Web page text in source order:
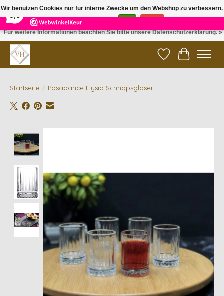
5 Reviews ×
✓ Gratis verzending vanaf €200 | ✓ 14 dagen retourneren
Wunschzettel
Ihr
Startseite / Pasabahce Elysia Schnapsgläser
Wir benutzen Cookies nur für interne Zwecke um den Webshop zu verbessern.
Ist das in Ordnung?
Für weitere Informationen beachten Sie bitte unsere Datenschutzerklärung. »